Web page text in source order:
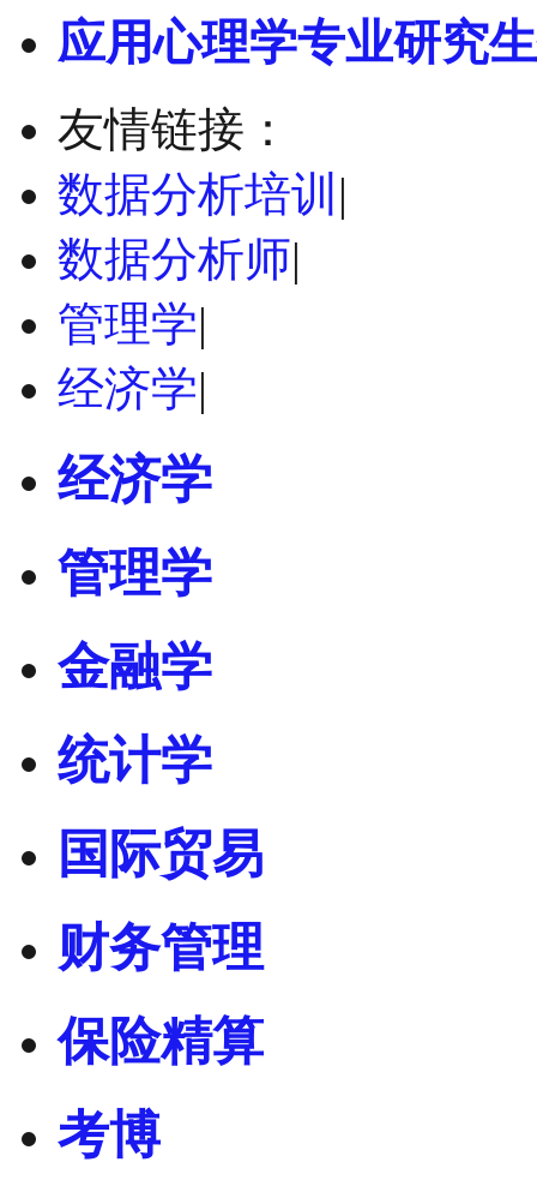
应用心理学专业研究
友情链接：
数据分析培训 |
数据分析师|
管理学|
经济学|
经济学
管理学
金融学
统计学
国际贸易
财务管理
保险精算
考博